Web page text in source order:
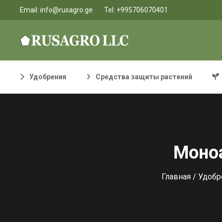
Email: info@rusagro.ge Tel: +995706070401
Удобрения Средства защиты растений
Главная /